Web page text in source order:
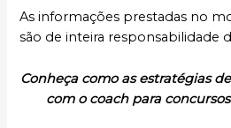
As informações prestadas no
são de inteira responsabilidade
Conheça como as estratégias
com o coach para